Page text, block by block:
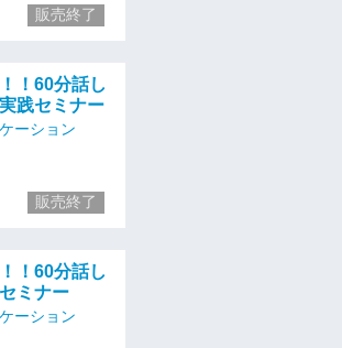
販売終了
！60分話し
践セミナー
ーション
販売終了
！60分話し
ミナー
ーション